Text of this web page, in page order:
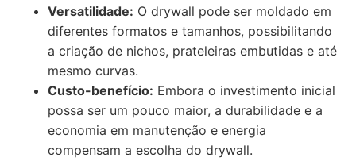
Versatilidade: O drywall pode ser moldado em
diferentes formatos e tamanhos, possibilitando
a criação de nichos, prateleiras embutidas e até
mesmo curvas.
Custo-benefício: Embora o investimento inicial
possa ser um pouco maior, a durabilidade e a
economia em manutenção e energia
compensam a escolha do drywall.